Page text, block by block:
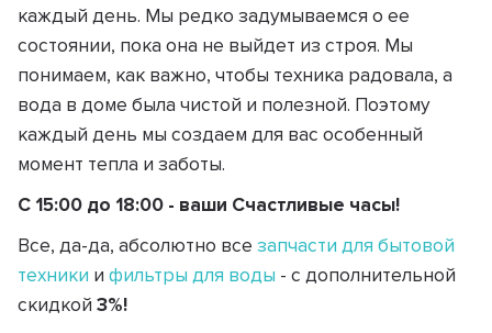
каждый день. Мы редко задумываемся о ее
состоянии, пока она не выйдет из строя. Мы
понимаем, как важно, чтобы техника радовала, а
вода в доме была чистой и полезной. Поэтому
каждый день мы создаем для вас особенный
момент тепла и заботы.
С 15:00 до 18:00 - ваши Счастливые часы!
Все, да-да, абсолютно всезапчасти для бытовой
техники ифильтры для воды - с дополнительной
скидкой3%!